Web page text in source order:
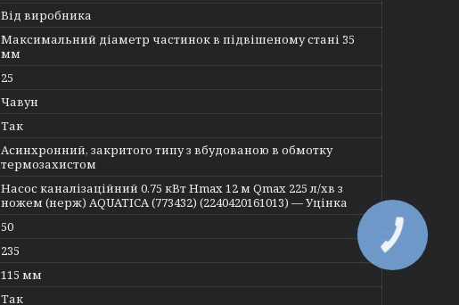
Від виробника
Максимальний діаметр частинок в підвішеному стані 35
мм
25
Чавун
Так
Асинхронний, закритого типу з вбудованою в обмотку
термозахистом
Насос каналізаційний 0.75 кВт Hmax 12 м Qmax 225 л/хв з
ножем (нерж) AQUATICA (773432) (2240420161013) — Уцінка
50
235
115 мм
Так
КНОПКА
ЗВ'ЯЗКУ